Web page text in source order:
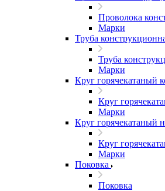
Проволока
Марки
Труба
Труба
Марки
Круг горячекатаный
Круг
Марки
Круг горячекатаный
Круг
Марки
Поковка
Поковка